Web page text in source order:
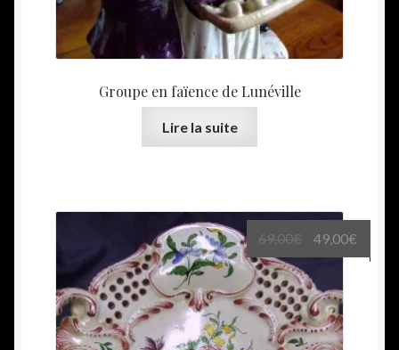
Groupe en faïence de Lunéville
Lire la suite
69,00€
Le
prix
initial
était :
69,00€.
49,00€
prix